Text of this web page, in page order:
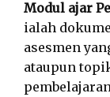
Modul ajar
ialah
asesmen
ataupun